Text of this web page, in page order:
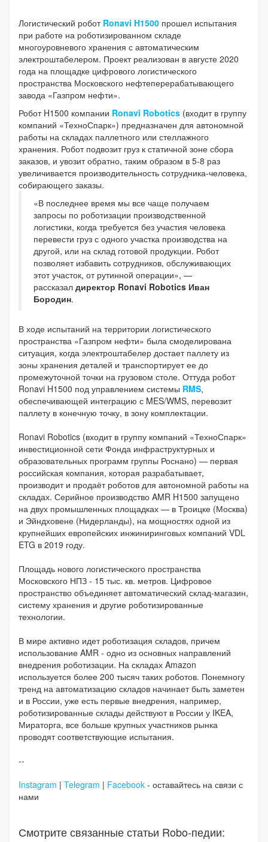
Логистический робот Ronavi H1500 прошел испытания
при работе на роботизированном складе
многоуровневого хранения с автоматическим
электроштабелером. Проект реализован в августе 2020
года на площадке цифрового логистического
пространства Московского нефтеперерабатывающего
завода «Газпром нефти».
Робот H1500 компании Ronavi Robotics (входит в группу
компаний «ТехноСпарк») предназначен для автономной
работы на складах паллетного или стеллажного
хранения. Робот подвозит груз к статичной зоне сбора
заказов, и увозит обратно, таким образом в 5-8 раз
увеличивается производительность сотрудника-человека,
собирающего заказы.
«В последнее время мы все чаще получаем
запросы по роботизации производственной
логистики, когда требуется без участия человека
перевести груз с одного участка производства на
другой, или на склад готовой продукции. Робот
позволяет избавить сотрудников, обслуживающих
этот участок, от рутинной операции», —
рассказал директор Ronavi Robotics Иван
Бородин.
В ходе испытаний на территории логистического
пространства «Газпром нефти» была смоделирована
ситуация, когда электроштабелер достает паллету из
зоны хранения деталей и транспортирует ее до
промежуточной точки на грузовом столе. Оттуда робот
Ronavi H1500 под управлением системы RMS,
обеспечивающей интеграцию с MES/WMS, перевозит
паллету в конечную точку, в зону комплектации.
Ronavi Robotics (входит в группу компаний «ТехноСпарк»
инвестиционной сети Фонда инфраструктурных и
образовательных программ группы Роснано) — первая
российская компания, которая разрабатывает,
производит и продаёт роботов для автономной работы на
складах. Серийное производство AMR H1500 запущено
на двух промышленных площадках — в Троицке (Москва)
и Эйндховене (Нидерланды), на мощностях одной из
крупнейших европейских инжиниринговых компаний VDL
ETG в 2019 году.
Площадь нового логистического пространства
Московского НПЗ - 15 тыс. кв. метров. Цифровое
пространство объединяет автоматический склад-магазин,
систему хранения и другие роботизированные
технологии.
В мире активно идет роботизация складов, причем
использование AMR - одно из основных направлений
внедрения роботизации. На складах Amazon
используется более 200 тысяч таких роботов. Понемногу
тренд на автоматизацию складов начинает быть заметен
и в России, уже есть первые внедрения, например,
роботизированные склады действуют в России у IKEA,
Мираторга, все больше крупных участников рынка
проводят соответствующие испытания.
--
Instagram | Telegram | Facebook - оставайтесь на связи с
нами
Смотрите связанные статьи Robo-педии: